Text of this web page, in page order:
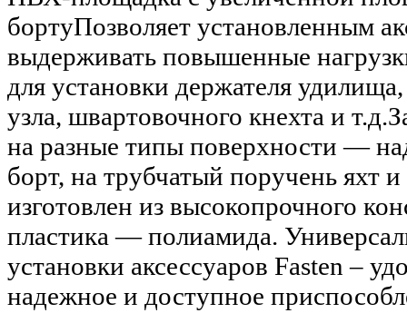
бортуПозволяет установленным
выдерживать повышенные
для установки держателя
узла, швартовочного кнехта и
на разные типы поверхности —
борт, на трубчатый поручень яхт и
изготовлен из высокопрочного
пластика — полиамида.
установки аксессуаров Fasten –
надежное и доступное